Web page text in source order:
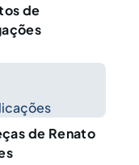
de
de Renato